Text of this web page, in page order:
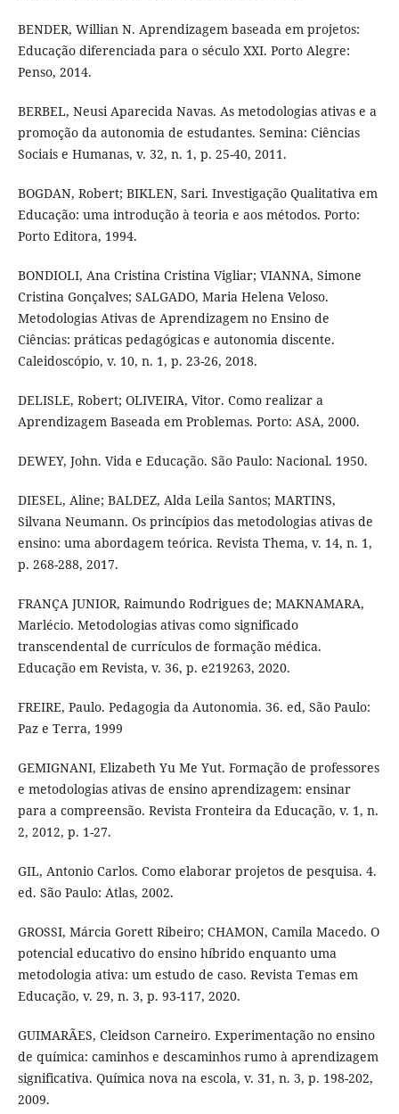
BENDER, Willian N. Aprendizagem baseada em projetos:
Educação diferenciada para o século XXI. Porto Alegre:
Penso, 2014.
BERBEL, Neusi Aparecida Navas. As metodologias ativas e a
promoção da autonomia de estudantes. Semina: Ciências
Sociais e Humanas, v. 32, n. 1, p. 25-40, 2011.
BOGDAN, Robert; BIKLEN, Sari. Investigação Qualitativa em
Educação: uma introdução à teoria e aos métodos. Porto:
Porto Editora, 1994.
BONDIOLI, Ana Cristina Cristina Vigliar; VIANNA, Simone
Cristina Gonçalves; SALGADO, Maria Helena Veloso.
Metodologias Ativas de Aprendizagem no Ensino de
Ciências: práticas pedagógicas e autonomia discente.
Caleidoscópio, v. 10, n. 1, p. 23-26, 2018.
DELISLE, Robert; OLIVEIRA, Vitor. Como realizar a
Aprendizagem Baseada em Problemas. Porto: ASA, 2000.
DEWEY, John. Vida e Educação. São Paulo: Nacional. 1950.
DIESEL, Aline; BALDEZ, Alda Leila Santos; MARTINS,
Silvana Neumann. Os princípios das metodologias ativas de
ensino: uma abordagem teórica. Revista Thema, v. 14, n. 1,
p. 268-288, 2017.
FRANÇA JUNIOR, Raimundo Rodrigues de; MAKNAMARA,
Marlécio. Metodologias ativas como significado
transcendental de currículos de formação médica.
Educação em Revista, v. 36, p. e219263, 2020.
FREIRE, Paulo. Pedagogia da Autonomia. 36. ed, São Paulo:
Paz e Terra, 1999
GEMIGNANI, Elizabeth Yu Me Yut. Formação de professores
e metodologias ativas de ensino aprendizagem: ensinar
para a compreensão. Revista Fronteira da Educação, v. 1, n.
2, 2012, p. 1-27.
GIL, Antonio Carlos. Como elaborar projetos de pesquisa. 4.
ed. São Paulo: Atlas, 2002.
GROSSI, Márcia Gorett Ribeiro; CHAMON, Camila Macedo. O
potencial educativo do ensino híbrido enquanto uma
metodologia ativa: um estudo de caso. Revista Temas em
Educação, v. 29, n. 3, p. 93-117, 2020.
GUIMARÃES, Cleidson Carneiro. Experimentação no ensino
de química: caminhos e descaminhos rumo à aprendizagem
significativa. Química nova na escola, v. 31, n. 3, p. 198-202,
2009.